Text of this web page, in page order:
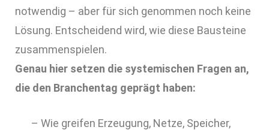
notwendig – aber für sich genommen noch keine
Lösung. Entscheidend wird, wie diese Bausteine
zusammenspielen.
Genau hier setzen die systemischen Fragen an,
die den Branchentag geprägt haben:
– Wie greifen Erzeugung, Netze, Speicher,